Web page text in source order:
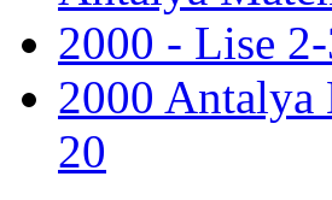
2000 - Lise
2000 Antalya
20